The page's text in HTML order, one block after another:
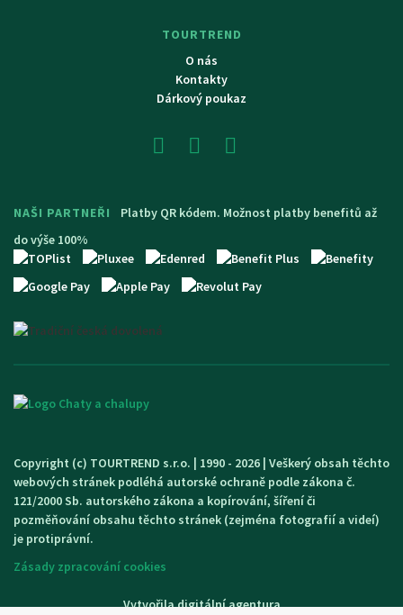
TOURTREND
O nás
Kontakty
Dárkový poukaz
NAŠI PARTNEŘI
Platby QR kódem. Možnost platby benefitů až
do výše 100%
Copyright (c) TOURTREND s.r.o. | 1990 - 2026 | Veškerý obsah těchto
webových stránek podléhá autorské ochraně podle zákona č.
121/2000 Sb. autorského zákona a kopírování, šíření či
pozměňování obsahu těchto stránek (zejména fotografií a videí)
je protiprávní.
Zásady zpracování cookies
Vytvořila digitální agentura